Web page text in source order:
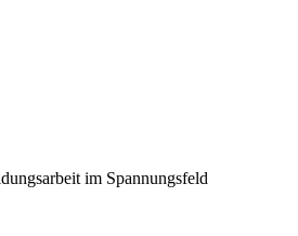
im Spannungsfeld